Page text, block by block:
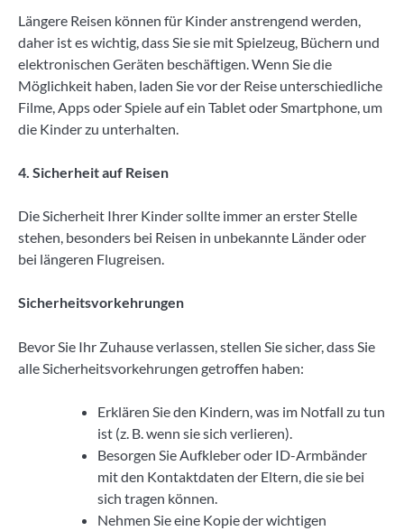
Längere Reisen können für Kinder anstrengend werden,
daher ist es wichtig, dass Sie sie mit Spielzeug, Büchern und
elektronischen Geräten beschäftigen. Wenn Sie die
Möglichkeit haben, laden Sie vor der Reise unterschiedliche
Filme, Apps oder Spiele auf ein Tablet oder Smartphone, um
die Kinder zu unterhalten.
4. Sicherheit auf Reisen
Die Sicherheit Ihrer Kinder sollte immer an erster Stelle
stehen, besonders bei Reisen in unbekannte Länder oder
bei längeren Flugreisen.
Sicherheitsvorkehrungen
Bevor Sie Ihr Zuhause verlassen, stellen Sie sicher, dass Sie
alle Sicherheitsvorkehrungen getroffen haben:
Erklären Sie den Kindern, was im Notfall zu tun
ist (z. B. wenn sie sich verlieren).
Besorgen Sie Aufkleber oder ID-Armbänder
mit den Kontaktdaten der Eltern, die sie bei
sich tragen können.
Nehmen Sie eine Kopie der wichtigen